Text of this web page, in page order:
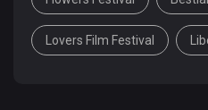
Lovers Film Festival